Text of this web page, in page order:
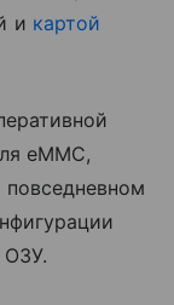
и картой
eMMC,
ОЗУ.